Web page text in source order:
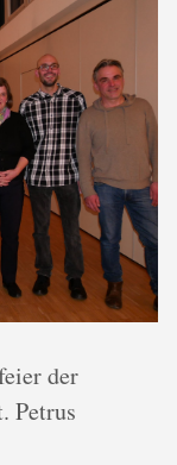
der
Petrus